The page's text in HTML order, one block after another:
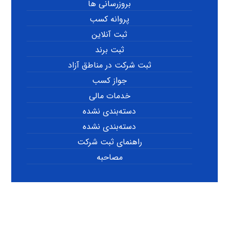
بروزرسانی ها
پروانه کسب
ثبت آنلاین
ثبت برند
ثبت شرکت در مناطق آزاد
جواز کسب
خدمات مالی
دسته‌بندی نشده
دسته‌بندی نشده
راهنمای ثبت شرکت
مصاحبه